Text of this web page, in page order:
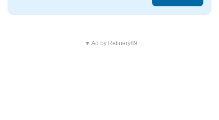
▼ Ad by Refinery89